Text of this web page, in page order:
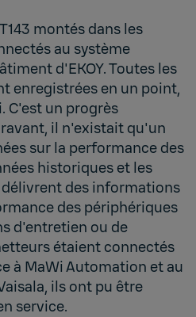
montés dans les
au système
d'EKOY. Toutes les
enregistrées en un point,
C'est un progrès
il n'existait qu'un
sur la performance des
historiques et les
des informations
des périphériques
d'entretien ou de
étaient connectés
à MaWi Automation et au
ils ont pu être
service.